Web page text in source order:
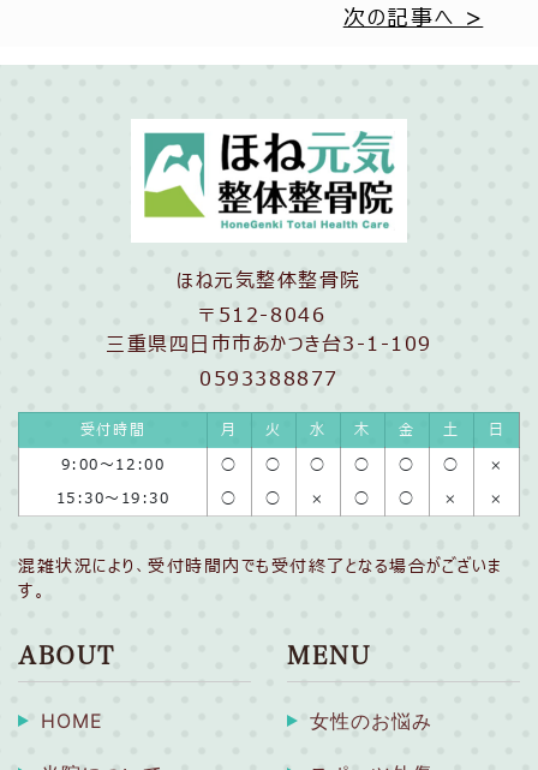
次の記事へ >
ほね元気整体整骨院
〒512-8046
三重県四日市市あかつき台3-1-109
0593388877
受付時間 月 火 水 木 金 土
日
9:00〜12:00
◯ ◯ ◯ ◯ ◯ ◯
×
15:30〜19:30
◯ ◯ × ◯ ◯ × ×
混雑状況により、受付時間内でも受付終了となる場合がございま
す。
ABOUT
HOME
MENU
女性のお悩み